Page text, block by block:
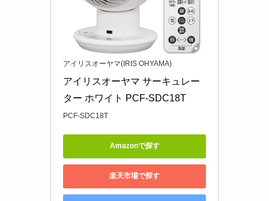
アイリスオーヤマ(IRIS OHYAMA)
アイリスオーヤマ サーキュレー
ター ホワイト PCF-SDC18T
PCF-SDC18T
Amazonで探す
楽天市場で探す